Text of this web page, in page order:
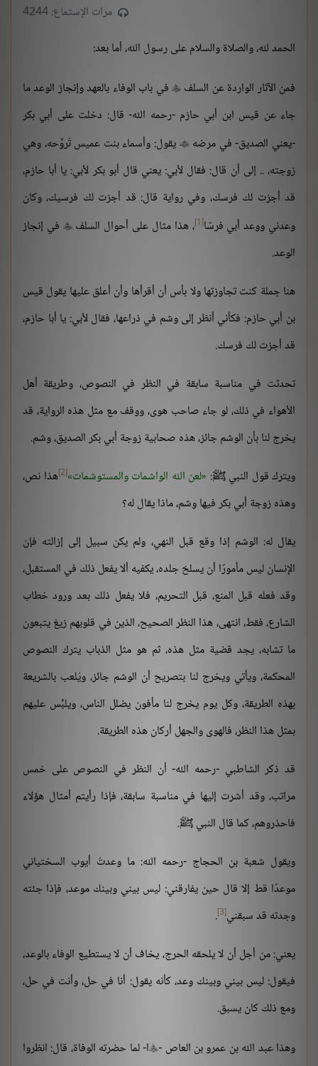
مرات الإستماع: 4244
الحمد لله، والصلاة والسلام على رسول الله، أما بعد:
فمن الآثار الواردة عن السلف في باب الوفاء بالعهد وإنجاز الوعد ما
جاء عن قيس ابن أبي حازم -رحمه الله- قال: دخلت على أبي بكر
-يعني الصديق- في مرضه يقول: وأسماء بنت عميس تُروِّحه، وهي
زوجته، .. إلى أن قال: فقال لأبي: يعني قال أبو بكر لأبي: يا أبا حازم،
قد أجزت لك فرسك، وفي رواية قال: قد أجزت لك فرسيك، وكان
وعدني ووعد أبي فرسًا[1] ، هذا مثال على أحوال السلف في إنجاز
الوعد.
هنا جملة كنت تجاوزتها ولا بأس أن أقرأها وأن أعلق عليها يقول قيس
بن أبي حازم: فكأني أنظر إلى وشم في ذراعها، فقال لأبي: يا أبا حازم،
قد أجزت لك فرسك.
تحدثت في مناسبة سابقة في النظر في النصوص، وطريقة أهل
الأهواء في ذلك، لو جاء صاحب هوى، ووقف مع مثل هذه الرواية، قد
يخرج لنا بأن الوشم جائز، هذه صحابية زوجة أبي بكر الصديق، وشم.
ويترك قول النبي ﷺ: لعن الله الواشمات والمستوشمات [2] هذا نص،
وهذه زوجة أبي بكر فيها وشم، ماذا يقال له؟
يقال له: الوشم إذا وقع قبل النهي، ولم يكن سبيل إلى إزالته فإن
الإنسان ليس مأمورًا أن يسلخ جلده، يكفيه ألا يفعل ذلك في المستقبل،
وقد فعله قبل المنع، قبل التحريم، فلا يفعل ذلك بعد ورود خطاب
الشارع، فقط، انتهى، هذا النظر الصحيح، الذين في قلوبهم زيغ يتبعون
ما تشابه، يجد قضية مثل هذه، ثم هو مثل الذباب يترك النصوص
المحكمة، ويأتي ويخرج لنا بتصريح أن الوشم جائز، ويُلعب بالشريعة
بهذه الطريقة، وكل يوم يخرج لنا مأفون يضلل الناس، ويلبِّس عليهم
بمثل هذا النظر، فالهوى والجهل أركان هذه الطريقة.
قد ذكر الشاطبي -رحمه الله- أن النظر في النصوص على خمس
مراتب، وقد أشرت إليها في مناسبة سابقة، فإذا رأيتم أمثال هؤلاء
فاحذروهم، كما قال النبي ﷺ.
ويقول شعبة بن الحجاج -رحمه الله: ما وعدتُ أيوب السختياني
موعدًا قط إلا قال حين يفارقني: ليس بيني وبينك موعد، فإذا جئته
وجدته قد سبقني[3]
.
يعني: من أجل أن لا يلحقه الحرج، يخاف أن لا يستطيع الوفاء بالوعد،
فيقول: ليس بيني وبينك وعد، كأنه يقول: أنا في حل، وأنت في حل،
ومع ذلك كان يسبق.
وهذا عبد الله بن عمرو بن العاص -ا- لما حضرته الوفاة، قال: انظروا